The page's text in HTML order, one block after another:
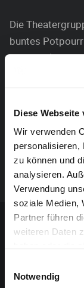
Diese Webseite
Wir verwenden
personalisieren,
zu können und
analysieren.
Verwendung
soziale Medien,
Partner führen
weiteren Daten
Notwendig
Die
buntes
Nachdenken
Regisseurin
entnervte
neugierige
verflossenen
Akteure sorgen
unterhaltsamen
Sponsoren-